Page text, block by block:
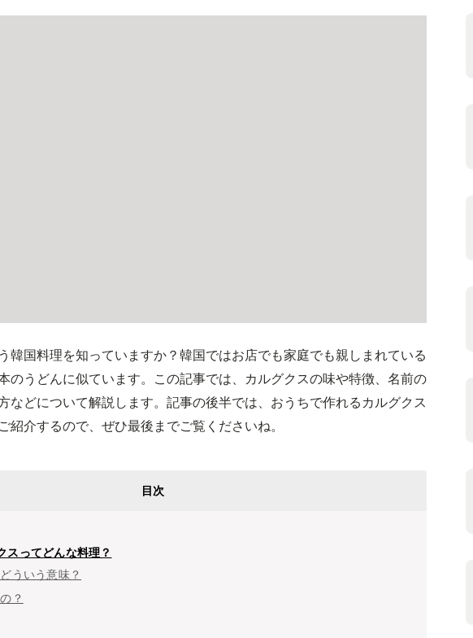
韓国料理を知っていますか？韓国ではお店でも家庭でも親しまれている
のうどんに似ています。この記事では、カルグクスの味や特徴、名前の
などについて解説します。記事の後半では、おうちで作れるカルグクス
紹介するので、ぜひ最後までご覧くださいね。
目次
スってどんな料理？
ういう意味？
？